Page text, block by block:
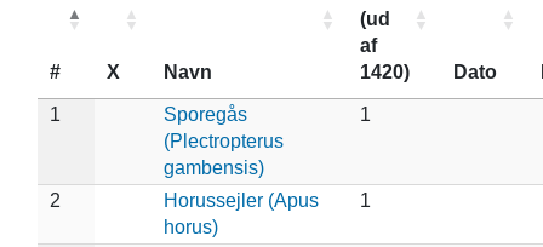
# X Navn
(ud
af
1420)
Dato
1
Sporegås
(Plectropterus
gambensis)
1
2
Horussejler (Apus
horus)
1